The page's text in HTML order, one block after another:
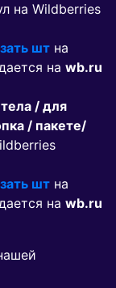
на Wildberries
шт на
на wb.ru
/ для
/ пакете/
шт на
на wb.ru